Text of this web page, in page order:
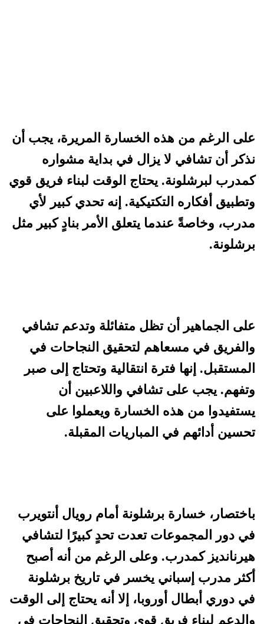
على الرغم من هذه الخسارة المريرة، يجب أن
نذكر أن تشافي لا يزال في بداية مشواره
كمدرب لبرشلونة. يحتاج الوقت لبناء فريق قوي
وتطبيق أفكاره التكتيكية. إنه تحدي كبير لأي
مدرب، وخاصةً عندما يتعلق الأمر بنادٍ كبير مثل
برشلونة.
على الجماهير أن تظل متفائلة وتدعم تشافي
والفريق في مسعاهم لتحقيق النجاحات في
المستقبل. إنها فترة انتقالية وتحتاج إلى صبر
وتفهم. يجب على تشافي واللاعبين أن
يستفيدوا من هذه الخسارة ويعملوا على
تحسين أدائهم في المباريات المقبلة.
باختصار، خسارة برشلونة أمام رويال أنتويرب
في دور المجموعات تعدت تحدٍ كبيرًا لتشافي
هيرنانديز كمدرب. وعلى الرغم من أنه أصبح
أكثر مدرب إسباني يخسر في تاريخ برشلونة
في دوري أبطال أوروبا، إلا أنه يحتاج إلى الوقت
والدعم لبناء فريق قوي وتحقيق النجاحات في